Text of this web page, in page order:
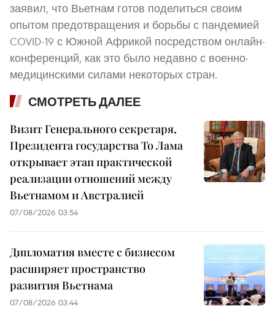
заявил, что Вьетнам готов поделиться своим
опытом предотвращения и борьбы с пандемией
COVID-19 с Южной Африкой посредством онлайн-
конференций, как это было недавно с военно-
медицинскими силами некоторых стран.
СМОТРЕТЬ ДАЛЕЕ
Визит Генерального секретаря,
Президента государства То Лама
открывает этап практической
реализации отношений между
Вьетнамом и Австралией
07/08/2026 03:54
Дипломатия вместе с бизнесом
расширяет пространство
развития Вьетнама
07/08/2026 03:44